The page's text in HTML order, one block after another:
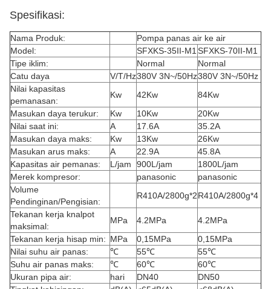
Spesifikasi:
Nama Produk:
Pompa panas air ke air
Model:
SFXKS-35II-M1 SFXKS-70II-M1
Tipe iklim:
Normal
Normal
Catu daya
V/T/Hz380V 3N~/50Hz380V 3N~/50Hz
Nilai kapasitas
pemanasan:
Kw 42Kw
84Kw
Masukan daya terukur:
Kw 10Kw
20Kw
Nilai saat ini:
A 17.6A
35.2A
Masukan daya maks:
Kw 13Kw
26Kw
Masukan arus maks:
A 22.9A
45.8A
Kapasitas air pemanas:
L/jam 900L/jam
1800L/jam
Merek kompresor:
panasonic
panasonic
Volume
Pendinginan/Pengisian:
R410A/2800g*2R410A/2800g*4
Tekanan kerja knalpot
maksimal:
MPa 4.2MPa
4.2MPa
Tekanan kerja hisap min: MPa 0,15MPa
0,15MPa
Nilai suhu air panas:
℃ 55℃
55℃
Suhu air panas maks:
℃ 60℃
60℃
Ukuran pipa air:
hari DN40
DN50